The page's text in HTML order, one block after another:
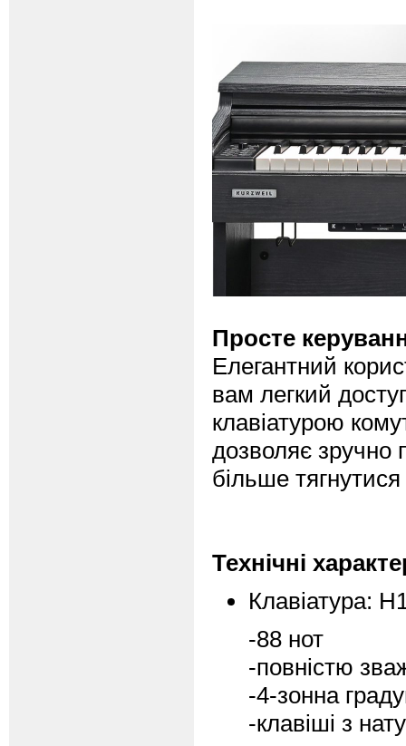
Просте
Елегантний
вам легкий
клавіатурою
дозволяє зручно
більше
Технічні
Клавіатура:
-88 нот
-повністю
-4-зонна
-клавіші з